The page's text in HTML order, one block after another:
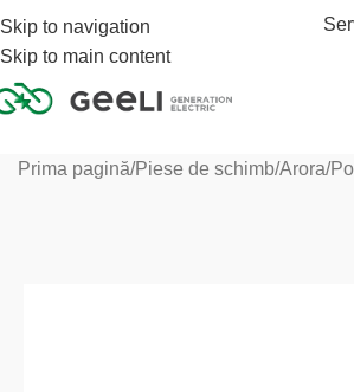
Skip to navigation
Skip to main content
Prima pagină Piese de schimb Arora